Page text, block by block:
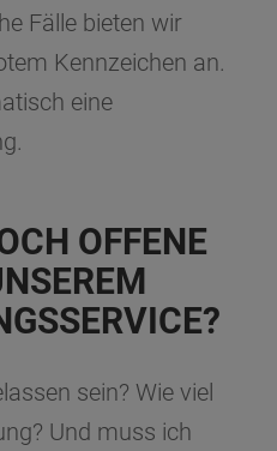
Fälle bieten wir
Kennzeichen an.
eine
OFFENE
sein? Wie viel
Und muss ich